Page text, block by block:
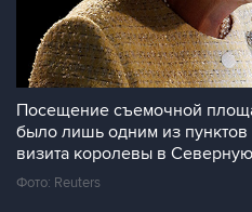
Посещение съемочной
было лишь одним из
визита королевы в
Фото: Reuters